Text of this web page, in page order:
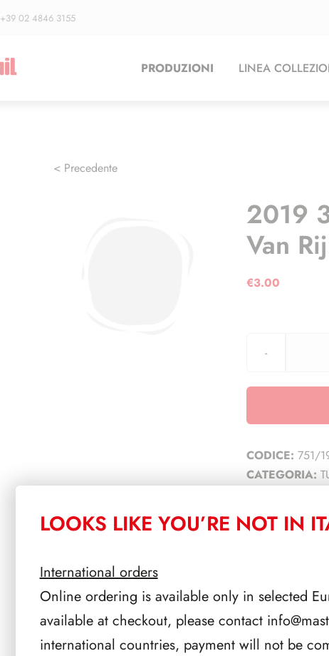
+39 02 4846 3155
PRODUZIONI LINEA
< Precedente
2019
Van
€3.00
CODICE: 751/
CATEGORIA:
LOOKS LIKE YOU’RE NOT IN
International orders
Online ordering is available only in selected
available at checkout, please contact
international countries, payment will not be